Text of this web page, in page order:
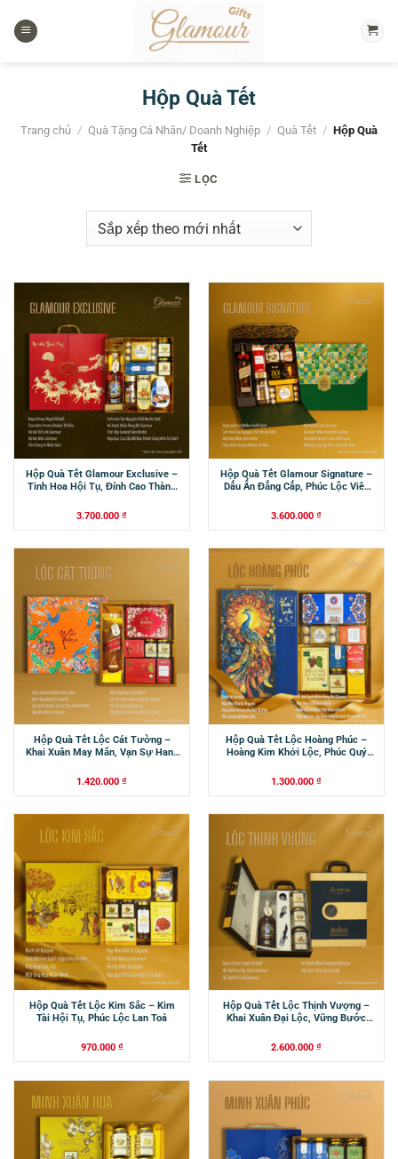
đến
Hộp Quà Tết
Trang chủ / Quà Tặng Cá Nhân/ Doanh Nghiệp / Quà Tết / Hộp Quà
Tết
LỌC
Hộp Quà Tết Glamour Exclusive –
Tinh Hoa Hội Tụ, Đỉnh Cao Thành
3.700.000 ₫
Hộp Quà Tết Glamour Signature –
Dấu Ấn Đẳng Cấp, Phúc Lộc Viên
3.600.000 ₫
Hộp Quà Tết Lộc Cát Tường –
Khai Xuân May Mắn, Vạn Sự Hanh
1.420.000 ₫
Hộp Quà Tết Lộc Hoàng Phúc –
Hoàng Kim Khởi Lộc, Phúc Quý
1.300.000 ₫
Hộp Quà Tết Lộc Kim Sắc – Kim
Tài Hội Tụ, Phúc Lộc Lan Toả
970.000 ₫
Hộp Quà Tết Lộc Thịnh Vượng –
Khai Xuân Đại Lộc, Vững Bước
2.600.000 ₫